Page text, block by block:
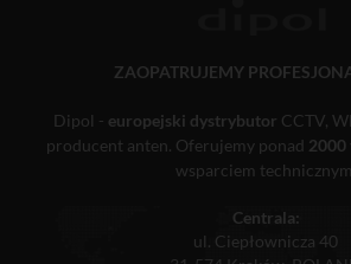
ZAOPATRUJEMY
Dipol - europejski dystrybutor CCTV,
producent anten. Oferujemy ponad
wsparciem
Centrala:
ul. Ciepłownicza 40